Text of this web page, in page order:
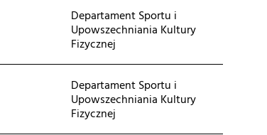
Departament Sportu i
Upowszechniania Kultury
Fizycznej
Departament Sportu i
Upowszechniania Kultury
Fizycznej